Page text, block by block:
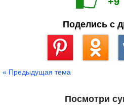
Поделись с
« Предыдущая тема
Посмотри